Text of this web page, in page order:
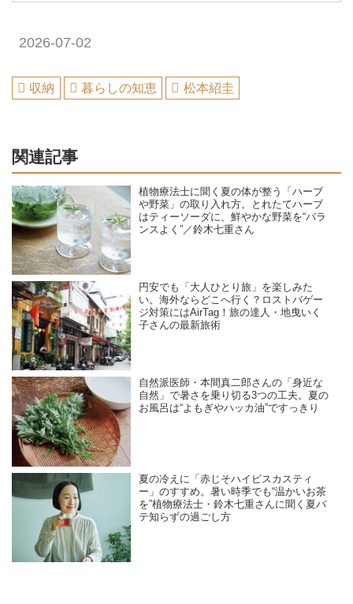
2026-07-02
収納 暮らしの知恵 松本紹圭
関連記事
植物療法士に聞く夏の体が整う「ハーブ
や野菜」の取り入れ方。とれたてハーブ
はティーソーダに、鮮やかな野菜を“バラ
ンスよく”／鈴木七重さん
円安でも「大人ひとり旅」を楽しみた
い。海外ならどこへ行く？ロストバゲー
ジ対策にはAirTag！旅の達人・地曳いく
子さんの最新旅術
自然派医師・本間真二郎さんの「身近な
自然」で暑さを乗り切る3つの工夫。夏の
お風呂は“よもぎやハッカ油”ですっきり
夏の冷えに「赤じそハイビスカスティ
ー」のすすめ。暑い時季でも“温かいお茶
を”植物療法士・鈴木七重さんに聞く夏バ
テ知らずの過ごし方